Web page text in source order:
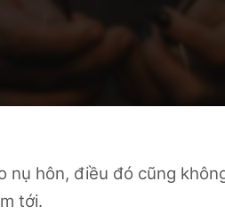
nụ hôn, điều đó cũng
tới.